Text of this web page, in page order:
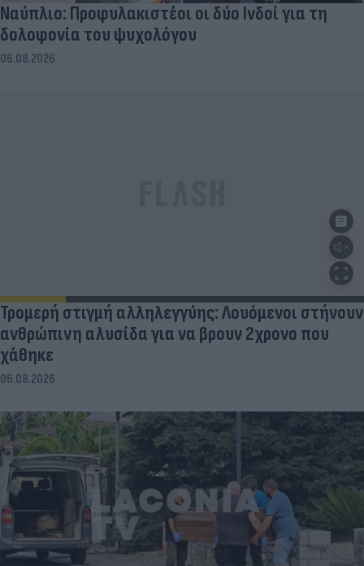
Ναύπλιο: Προφυλακιστέοι οι δύο Ινδοί για τη
δολοφονία του ψυχολόγου
06.08.2026
Τρομερή στιγμή αλληλεγγύης: Λουόμενοι στήνουν
ανθρώπινη αλυσίδα για να βρουν 2χρονο που
χάθηκε
06.08.2026